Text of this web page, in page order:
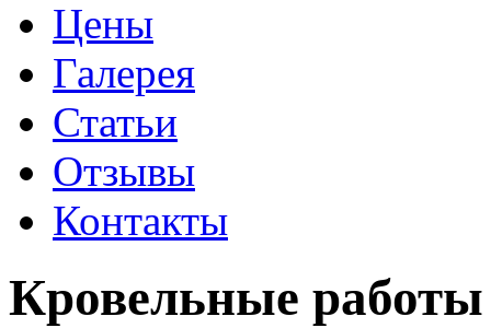
Цены
Галерея
Статьи
Отзывы
Контакты
Кровельные работы